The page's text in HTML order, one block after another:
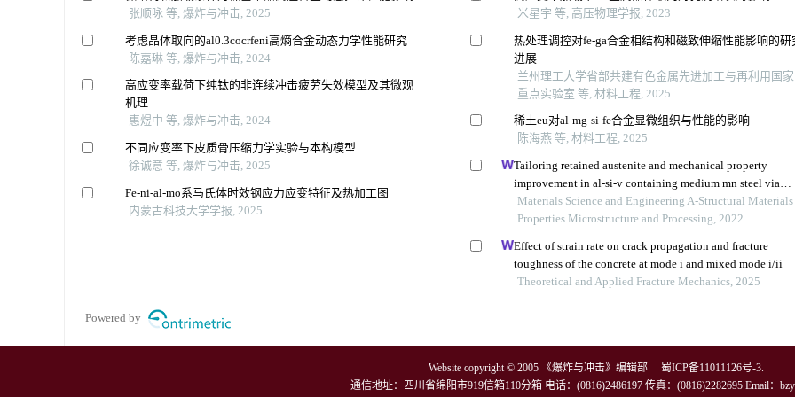
张顺咏 等, 爆炸与冲击, 2025
考虑晶体取向的al0.3cocrfeni高熵合金动态力学性能研究
陈嘉琳 等, 爆炸与冲击, 2024
高应变率载荷下纯钛的非连续冲击疲劳失效模型及其微观
机理
惠煜中 等, 爆炸与冲击, 2024
不同应变率下皮质骨压缩力学实验与本构模型
徐诚意 等, 爆炸与冲击, 2025
Fe-ni-al-mo系马氏体时效钢应力应变特征及热加工图
内蒙古科技大学学报, 2025
米星宇 等, 高压物理学报, 2023
热处理调控对fe-ga合金相结构和磁致伸缩性能影响的研
进展
兰州理工大学省部共建有色金属先进加工与再利用国家
重点实验室 等, 材料工程, 2025
稀土eu对al-mg-si-fe合金显微组织与性能的影响
陈海燕 等, 材料工程, 2025
Tailoring retained austenite and mechanical property
improvement in al-si-v containing medium mn steel via
direct intercritical rolling
Materials Science and Engineering A-Structural Materials
Properties Microstructure and Processing, 2022
Effect of strain rate on crack propagation and fracture
toughness of the concrete at mode i and mixed mode i/ii
Theoretical and Applied Fracture Mechanics, 2025
Powered by
Website copyright © 2005 《爆炸与冲击》编辑部 蜀ICP备11011126号-3.
通信地址：四川省绵阳市919信箱110分箱 电话：(0816)2486197 传真：(0816)2282695 Email：